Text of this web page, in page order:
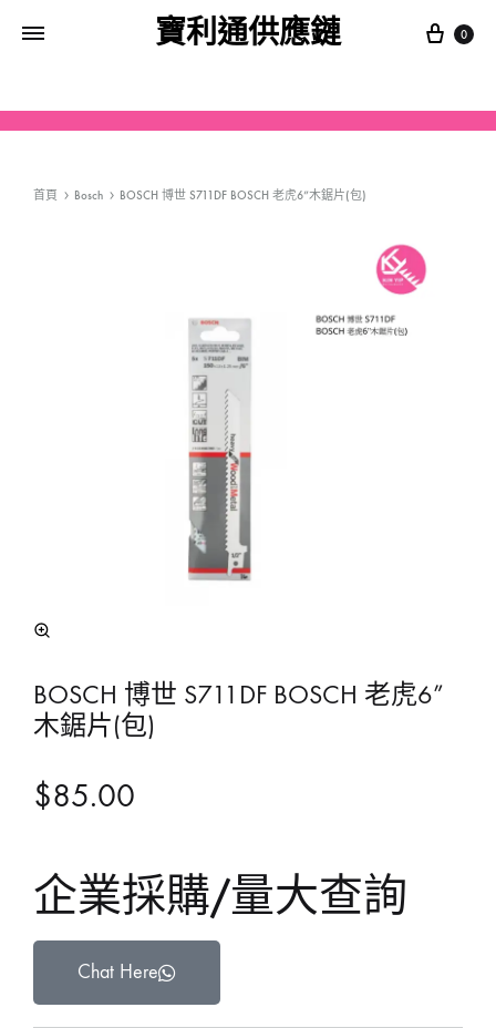
寶利通供應鏈 0
首頁 Bosch BOSCH 博世 S711DF BOSCH 老虎6”木鋸片(包)
BOSCH 博世 S711DF BOSCH 老虎6”
木鋸片(包)
$85.00
企業採購/量大查詢
Chat Here